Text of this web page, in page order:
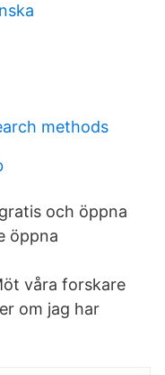
methods
och öppna
öppna
våra forskare
om jag har